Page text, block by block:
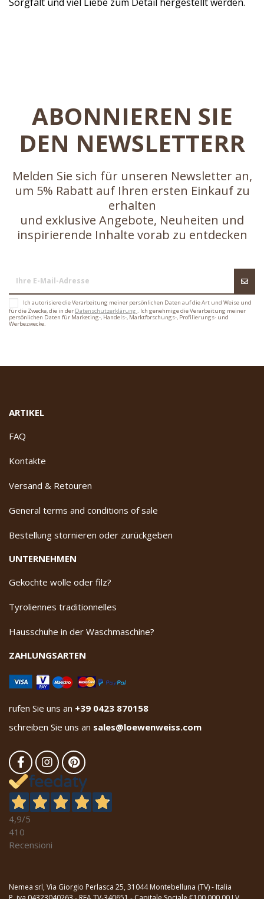
ABONNIEREN SIE
DEN NEWSLETTERR
Melden Sie sich für unseren Newsletter an,
um 5% Rabatt auf Ihren ersten Einkauf zu
erhalten
und exklusive Angebote, Neuheiten und
inspirierende Inhalte vorab zu entdecken
Ich autorisiere die Verarbeitung meiner persönlichen Daten auf die Art und Weise und
für die Zwecke, die in der Datenschutzerklärung . Ich genehmige die Verarbeitung meiner
persönlichen Daten für Marketing-, Handels-, Marktforschungs-, Profilierungs- und
Werbezwecke.
ARTIKEL
FAQ
Kontakte
Versand & Retouren
General terms and conditions of sale
Bestellung stornieren oder zurückgeben
UNTERNEHMEN
Gekochte wolle oder filz?
Tyroliennes traditionnelles
Hausschuhe in der Waschmaschine?
ZAHLUNGSARTEN
rufen Sie uns an +39 0423 870158
schreiben Sie uns an sales@loewenweiss.com
4,9/5
410
Recensioni
Nemea srl, Via Giorgio Perlasca 25, 31044 Montebelluna (TV) - Italia